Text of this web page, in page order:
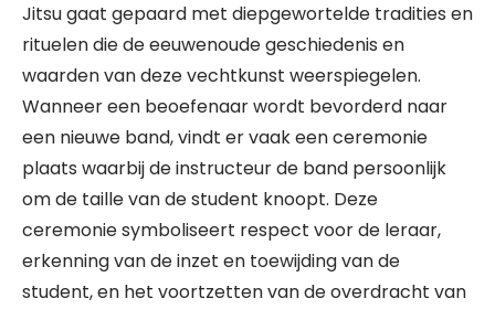
Jitsu gaat gepaard met diepgewortelde tradities en
rituelen die de eeuwenoude geschiedenis en
waarden van deze vechtkunst weerspiegelen.
Wanneer een beoefenaar wordt bevorderd naar
een nieuwe band, vindt er vaak een ceremonie
plaats waarbij de instructeur de band persoonlijk
om de taille van de student knoopt. Deze
ceremonie symboliseert respect voor de leraar,
erkenning van de inzet en toewijding van de
student, en het voortzetten van de overdracht van